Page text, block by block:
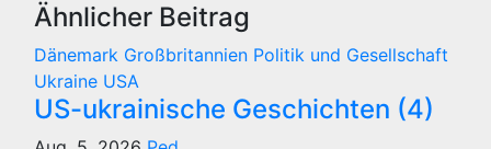
Ähnlicher Beitrag
Dänemark Großbritannien Politik und Gesellschaft
Ukraine USA
US-ukrainische Geschichten (4)